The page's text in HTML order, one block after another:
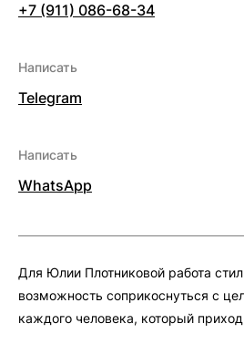
+7 (911) 086-68-34
Написать
Telegram
Написать
WhatsApp
Для Юлии Плотниковой работа
возможность соприкоснуться с
каждого человека, который